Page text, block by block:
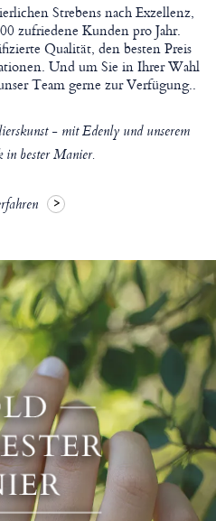
Strebens nach Exzellenz,
zufriedene Kunden pro Jahr.
Qualität, den besten Preis
Und um Sie in Ihrer Wahl
Team gerne zur Verfügung..
- mit Edenly und unserem
in bester Manier.